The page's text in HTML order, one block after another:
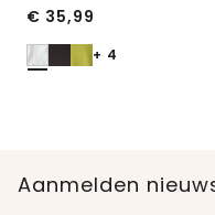
€ 35,99
+ 4
Aanmelden